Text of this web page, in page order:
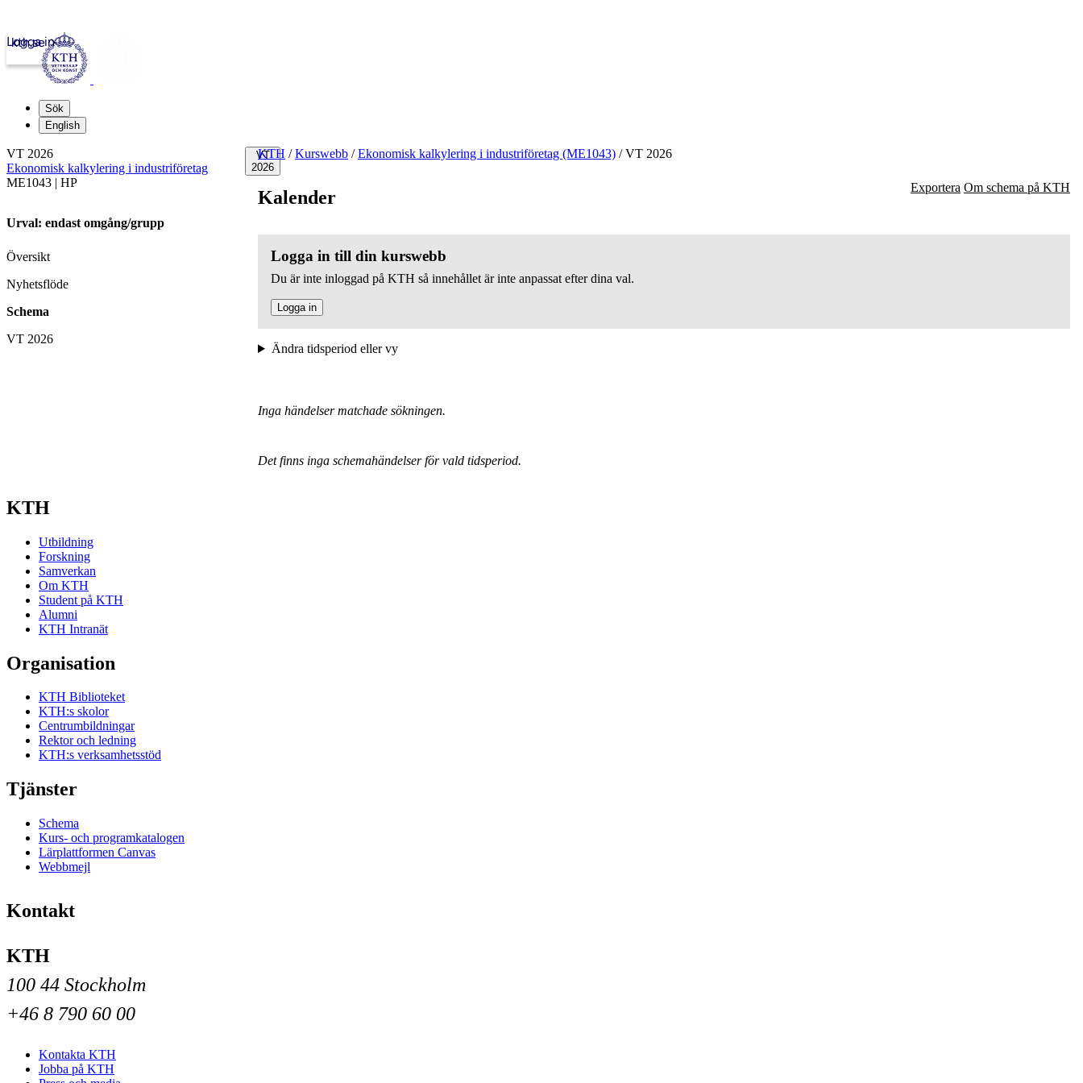
kth.se
Logga in
Sök
English
VT
2026
KTH / Kurswebb / Ekonomisk kalkylering i industriföretag (ME1043) /VT 2026
Kalender Exportera Om schema på KTH
Logga in till din kurswebb
Du är inte inloggad på KTH så innehållet är inte anpassat efter dina val.
Logga in
Ändra tidsperiod eller vy
Inga händelser matchade sökningen.
Det finns inga schemahändelser för vald tidsperiod.
VT 2026
Ekonomisk kalkylering i industriföretag
ME1043 | HP
Urval: endast omgång/grupp
Översikt
Nyhetsflöde
Schema
VT 2026
KTH
Utbildning
Forskning
Samverkan
Om KTH
Student på KTH
Alumni
KTH Intranät
Organisation
KTH Biblioteket
KTH:s skolor
Centrumbildningar
Rektor och ledning
KTH:s verksamhetsstöd
Tjänster
Schema
Kurs- och programkatalogen
Lärplattformen Canvas
Webbmejl
Kontakt
KTH
100 44 Stockholm
+46 8 790 60 00
Kontakta KTH
Jobba på KTH